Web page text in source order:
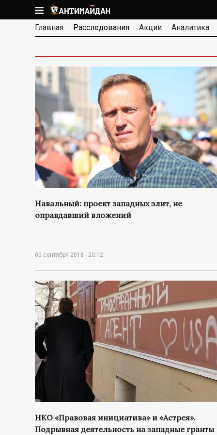
к
основномуА
Н
Т
И
М
А
Й
Д
А
-
и
н
ф
о
р
м
а
Главная Расследования Акции Аналитика
ВАЖНО!
Навальный: проект западных элит, не
оправдавший вложений
05 сентября 2018 - 20:12
НКО «Правовая инициатива» и «Астрея».
Подрывная деятельность на западные гранты